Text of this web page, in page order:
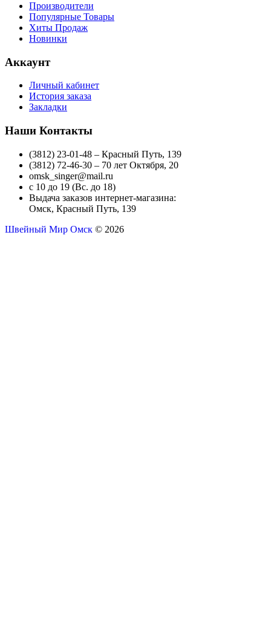
Производители
Популярные Товары
Хиты Продаж
Новинки
Аккаунт
Личный кабинет
История заказа
Закладки
Наши Контакты
(3812) 23-01-48 – Красный Путь, 139
(3812) 72-46-30 – 70 лет Октября, 20
omsk_singer@mail.ru
с 10 до 19 (Вс. до 18)
Выдача заказов интернет-магазина:
Омск, Красный Путь, 139
Швейный Мир Омск © 2026